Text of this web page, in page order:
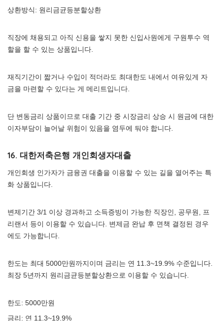
상환방식: 원리금균등분할상환
직장에 채용되고 아직 신용을 쌓지 못한 신입사원에게 구원투수 역
할을 할 수 있는 상품입니다.
재직기간이 짧거나 수입이 적더라도 최대한도 내에서 여유있게 자
금을 마련할 수 있다는 게 메리트입니다.
단 변동금리 상품이므로 대출 기간 중 시장금리 상승 시 원금에 대한
이자부담이 늘어날 위험이 있음을 염두에 둬야 합니다.
16. 대한저축은행 개인회생자대출
개인회생 인가자가 금융권 대출을 이용할 수 있는 길을 열어주는 특
화 상품입니다.
변제기간 3/1 이상 경과하고 소득증빙이 가능한 직장인, 공무원, 프
리랜서 등이 이용할 수 있습니다. 변제금 완납 후 면책 결정된 경우
에도 가능합니다.
한도는 최대 5000만원까지이며 금리는 연 11.3~19.9% 수준입니다.
최장 5년까지 원리금균등분할상환으로 이용할 수 있습니다.
한도: 5000만원
금리: 연 11.3~19.9%